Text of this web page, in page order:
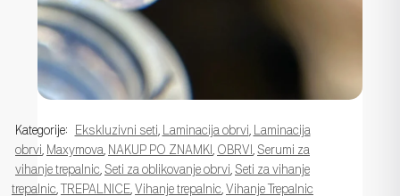
Kategorije: Ekskluzivni seti, Laminacija obrvi, Laminacija
obrvi, Maxymova, NAKUP PO ZNAMKI , OBRVI , Serumi za
vihanje trepalnic, Seti za oblikovanje obrvi, Seti za vihanje
trepalnic, TREPALNICE, Vihanje trepalnic, Vihanje Trepalnic